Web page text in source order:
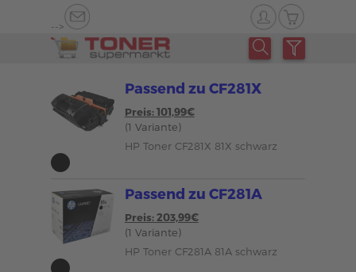
-->
Passend zu CF281X
Preis: 101,99€
(1 Variante)
HP Toner CF281X 81X schwarz
Passend zu CF281A
Preis: 203,99€
(1 Variante)
HP Toner CF281A 81A schwarz